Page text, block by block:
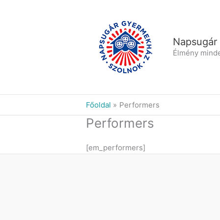
Élmény
Főoldal Performers
Performers
[em_performers]